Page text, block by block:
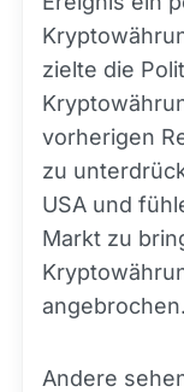
zielte die
vorherigen
zu
USA und
Markt zu
Andere